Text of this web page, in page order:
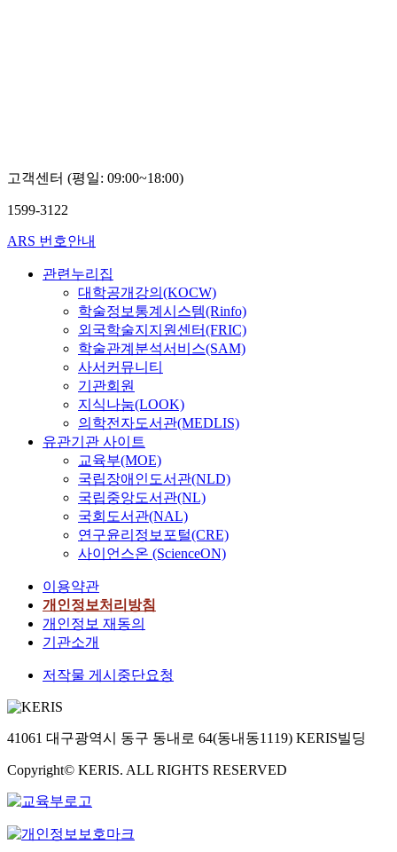
고객센터 (평일: 09:00~18:00)
1599-3122
ARS 번호안내
관련누리집
대학공개강의(KOCW)
학술정보통계시스템(Rinfo)
외국학술지지원센터(FRIC)
학술관계분석서비스(SAM)
사서커뮤니티
기관회원
지식나눔(LOOK)
의학전자도서관(MEDLIS)
유관기관 사이트
교육부(MOE)
국립장애인도서관(NLD)
국립중앙도서관(NL)
국회도서관(NAL)
연구윤리정보포털(CRE)
사이언스온 (ScienceON)
이용약관
개인정보처리방침
개인정보 재동의
기관소개
저작물 게시중단요청
41061 대구광역시 동구 동내로 64(동내동1119) KERIS빌딩
Copyright© KERIS. ALL RIGHTS RESERVED